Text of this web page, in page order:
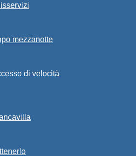
mezzanotte
di velocità